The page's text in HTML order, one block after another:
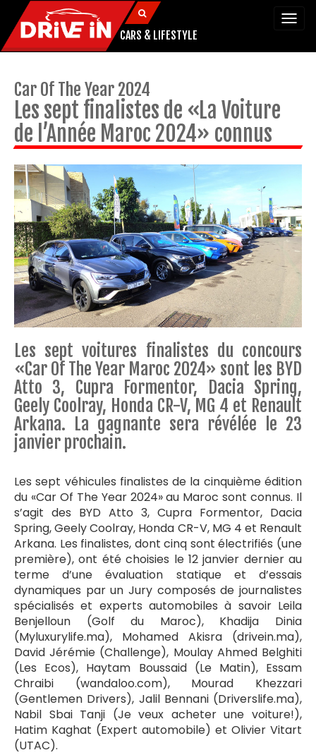
CARS & LIFESTYLE
Car Of The Year 2024
Les sept finalistes de «La Voiture
de l’Année Maroc 2024» connus
Les sept voitures finalistes du concours
«Car Of The Year Maroc 2024» sont les BYD
Atto 3, Cupra Formentor, Dacia Spring,
Geely Coolray, Honda CR-V, MG 4 et Renault
Arkana. La gagnante sera révélée le 23
janvier prochain.
Les sept véhicules finalistes de la cinquième édition
du «Car Of The Year 2024» au Maroc sont connus. Il
s’agit des BYD Atto 3, Cupra Formentor, Dacia
Spring, Geely Coolray, Honda CR-V, MG 4 et Renault
Arkana. Les finalistes, dont cinq sont électrifiés (une
première), ont été choisies le 12 janvier dernier au
terme d’une évaluation statique et d’essais
dynamiques par un Jury composés de journalistes
spécialisés et experts automobiles à savoir Leila
Benjelloun (Golf du Maroc), Khadija Dinia
(Myluxurylife.ma), Mohamed Akisra (drivein.ma),
David Jérémie (Challenge), Moulay Ahmed Belghiti
(Les Ecos), Haytam Boussaid (Le Matin), Essam
Chraibi (wandaloo.com), Mourad Khezzari
(Gentlemen Drivers), Jalil Bennani (Driverslife.ma),
Nabil Sbai Tanji (Je veux acheter une voiture!),
Hatim Kaghat (Expert automobile) et Olivier Vitart
(UTAC).